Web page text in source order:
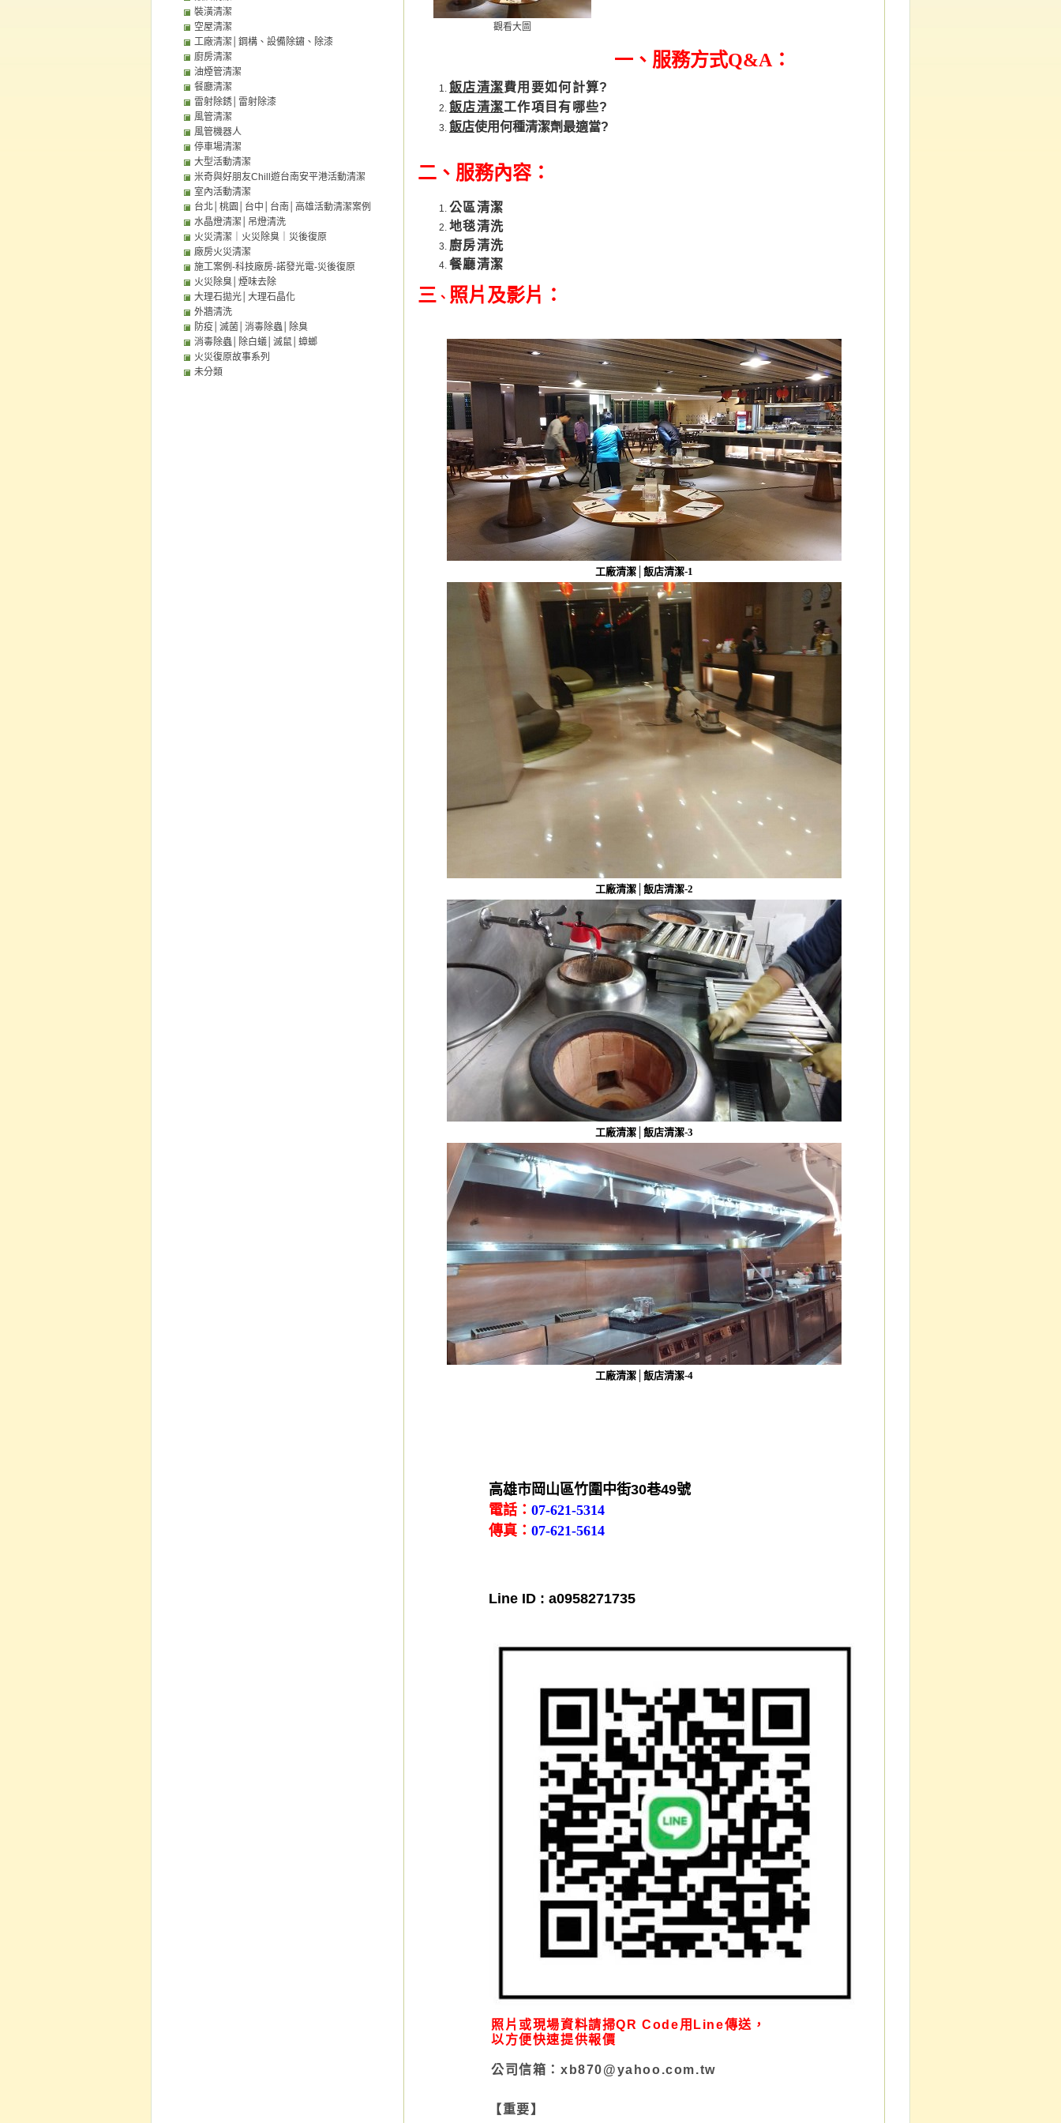
觀看大圖
一、 服務方式Q&A：
飯店清潔費用要如何計算?
飯店清潔工作項目有哪些?
飯店使用何種清潔劑最適當?
二、 服務內容：
公區清潔
地毯清洗
廚房清洗
餐廳清潔
三 、 照片及影片：
工廠清潔│飯店清潔-1
工廠清潔│飯店清潔-2
工廠清潔│飯店清潔-3
工廠清潔│飯店清潔-4
高雄市岡山區竹圍中街30巷49號
電話： 07-621-5314
傳真： 07-621-5614
Line ID : a0958271735
照片或現場資料請掃QR Code用Line傳送，
以方便快速提供報價
公司信箱：xb870@yahoo.com.tw
【重要】
裝潢清潔
空屋清潔
工廠清潔│鋼構、設備除鏽、除漆
廚房清潔
油煙管清潔
餐廳清潔
雷射除銹│雷射除漆
風管清潔
風管機器人
停車場清潔
大型活動清潔
米奇與好朋友Chill遊台南安平港活動清潔
室內活動清潔
台北│桃園│台中│台南│高雄活動清潔案例
水晶燈清潔│吊燈清洗
火災清潔｜火災除臭｜災後復原
廠房火災清潔
施工案例-科技廠房-諾發光電-災後復原
火災除臭│煙味去除
大理石拋光│大理石晶化
外牆清洗
防疫│滅菌│消毒除蟲│除臭
消毒除蟲│除白蟻│滅鼠│蟑螂
火災復原故事系列
未分類